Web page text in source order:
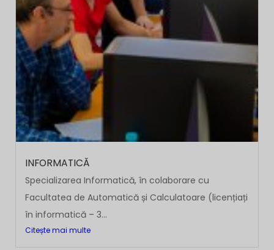
INFORMATICĂ
Specializarea Informatică, în colaborare cu
Facultatea de Automatică și Calculatoare (licențiați
în informatică – 3...
Citește mai multe